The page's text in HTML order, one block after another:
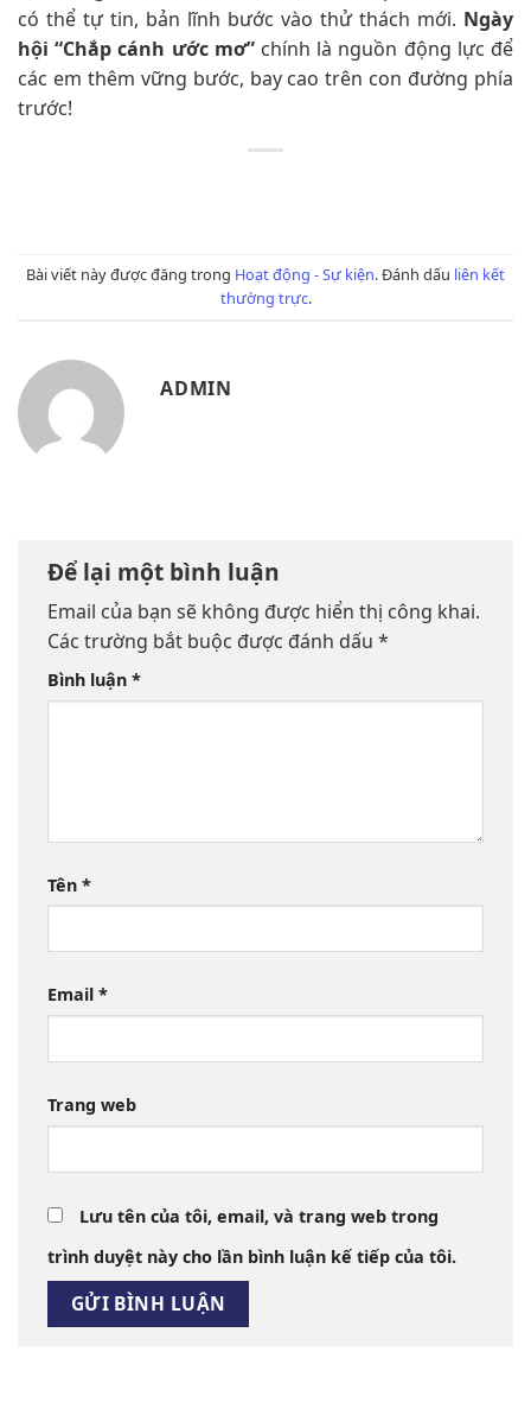
có thể tự tin, bản lĩnh bước vào thử thách mới. Ngày
hội “Chắp cánh ước mơ”chính là nguồn động lực để
các em thêm vững bước, bay cao trên con đường phía
trước!
Bài viết này được đăng trong Hoạt động - Sự kiện. Đánh dấu liên kết
thường trực.
ADMIN
Để lại một bình luận
Email của bạn sẽ không được hiển thị công khai.
Các trường bắt buộc được đánh dấu *
Bình luận *
Tên *
Email *
Trang web
Lưu tên của tôi, email, và trang web trong
trình duyệt này cho lần bình luận kế tiếp của tôi.